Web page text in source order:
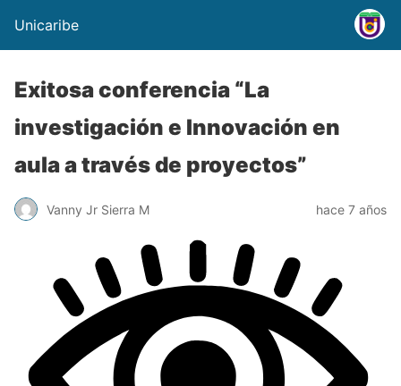
Unicaribe
Exitosa conferencia “La
investigación e Innovación en
aula a través de proyectos”
Vanny Jr Sierra M hace 7 años